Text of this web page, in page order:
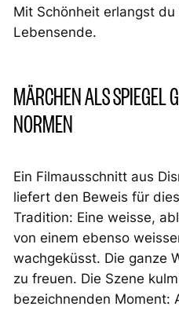
Mit Schönheit erlangst du
Lebensende.
MÄRCHEN ALS SPIEGEL
NORMEN
Ein Filmausschnitt aus
liefert den Beweis für
Tradition: Eine weisse,
von einem ebenso
wachgeküsst. Die ganze
zu freuen. Die Szene
bezeichnenden Moment: